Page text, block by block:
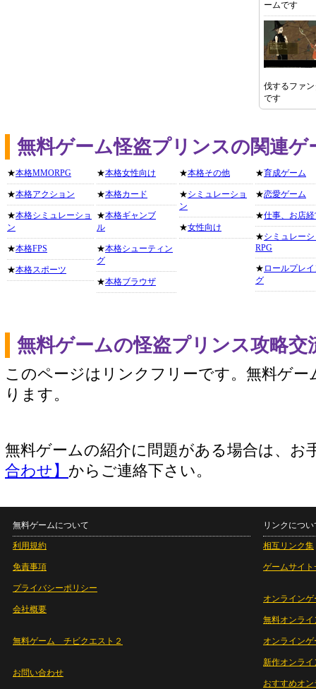
ームです
伐するファ
です
無料ゲーム怪盗プリンスの関連ゲ
★本格MMORPG
★本格アクション
★本格シミュレーショ
ン
★本格FPS
★本格スポーツ
★本格女性向け
★本格カード
★本格ギャンブ
ル
★本格シューティン
グ
★本格ブラウザ
★本格その他
★シミュレーショ
ン
★女性向け
★育成ゲーム
★恋愛ゲーム
★仕事、お店
★シミュレー
RPG
★ ロールプレ
グ
無料ゲームの怪盗プリンス攻略交
このページはリンクフリーです。無料ゲー
ります。
無料ゲームの紹介に問題がある場合は、お
合わせ】 からご連絡下さい。
無料ゲームについて
利用規約
免責事項
プライバシーポリシー
会社概要
無料ゲーム チビクエスト２
お問い合わせ
リンクについ
相互リンク集
ゲームサイト
オンラインゲ
無料オンライ
オンライン
新作オンライ
おすすめオ